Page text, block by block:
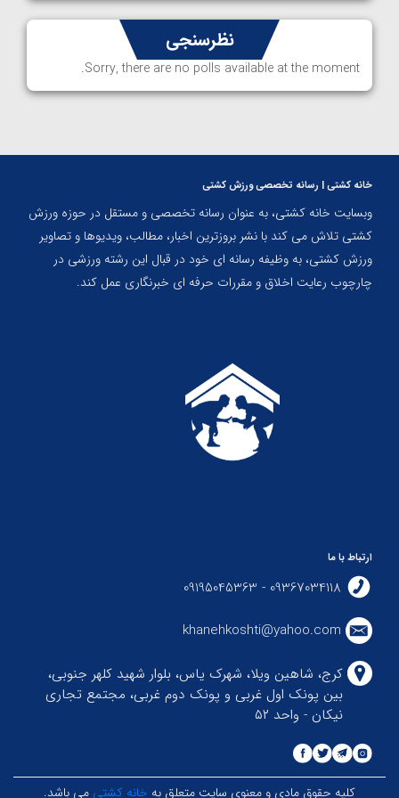
نظرسنجی
Sorry, there are no polls available at the moment.
خانه کشتی | رسانه تخصصی ورزش کشتی
وبسایت خانه کشتی، به عنوان رسانه تخصصی و مستقل در حوزه ورزش
کشتی تلاش می کند با نشر بروزترین اخبار، مطالب، ویدیوها و تصاویر
ورزش کشتی، به وظیفه رسانه ای خود در قبال این رشته ورزشی در
چارچوب رعایت اخلاق و مقررات حرفه ای خبرنگاری عمل کند.
ارتباط با ما
09367034118 - 09195045363
khanehkoshti@yahoo.com
کرج، شاهین ویلا، شهرک یاس، بلوار شهید کلهر جنوبی،
بین پونک اول غربی و پونک دوم غربی، مجتمع تجاری
نیکان - واحد ۵۲
کلیه حقوق مادی و معنوی سایت متعلق به خانه کشتی می باشد.